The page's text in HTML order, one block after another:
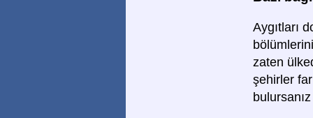
Aygıtları
zaten
şehirler